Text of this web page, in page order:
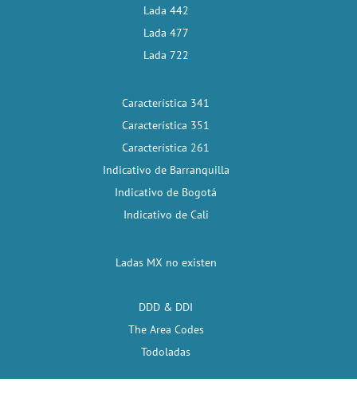
Lada 442
Lada 477
Lada 722
Característica 341
Característica 351
Característica 261
Indicativo de Barranquilla
Indicativo de Bogotá
Indicativo de Cali
Ladas MX no existen
DDD & DDI
The Area Codes
Todoladas